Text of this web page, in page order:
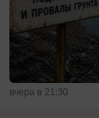
вчера в 21:30